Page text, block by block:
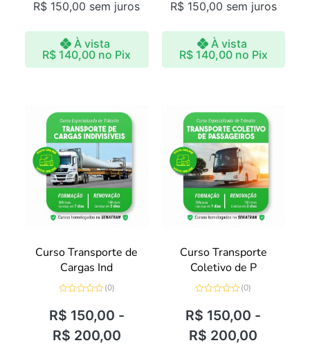
R$ 150,00 sem juros
À vista
R$ 140,00 no Pix
R$150,00 sem juros
À vista
R$140,00 no Pix
Curso Transporte de
Cargas Ind
0
de
(0)
R$ 150,00 -
R$ 200,00
Curso Transporte
Coletivo de P
0
de
(0)
R$ 150,00 -
R$ 200,00